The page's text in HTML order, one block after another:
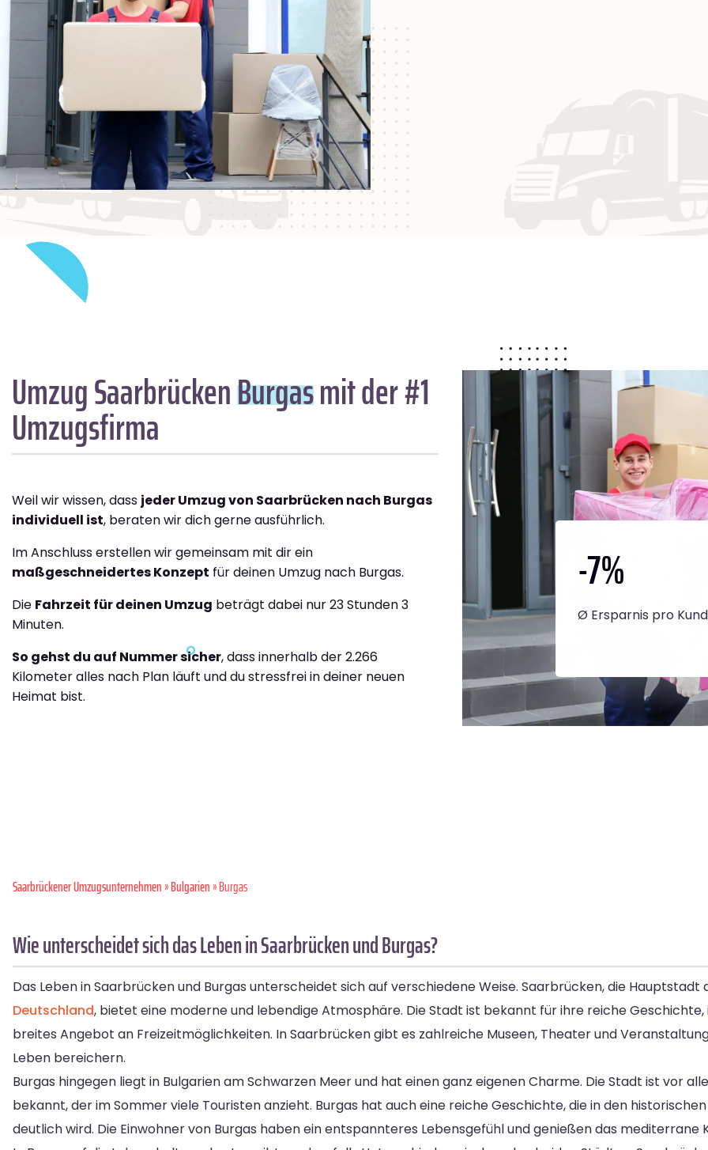
Umzug SaarbrückenBurgasmit der #1
Umzugsfirma
Weil wir wissen, dass jeder Umzug von Saarbrücken nach Burgas
individuell ist, beraten wir dich gerne ausführlich.
Im Anschluss erstellen wir gemeinsam mit dir ein
maßgeschneidertes Konzept für deinen Umzug nach Burgas.
Die Fahrzeit für deinen Umzug beträgt dabei nur 23 Stunden 3
Minuten.
So gehst du auf Nummer sicher, dass innerhalb der 2.266
Kilometer alles nach Plan läuft und du stressfrei in deiner neuen
Heimat bist.
-7%
Ø Ersparnis pro
Saarbrückener Umzugsunternehmen»Bulgarien» Burgas
Wie unterscheidet sich das Leben in Saarbrücken und Burgas?
Das Leben in Saarbrücken und Burgas unterscheidet sich auf verschiedene Weise. Saarbrücken, die Hauptstadt
Deutschland, bietet eine moderne und lebendige Atmosphäre. Die Stadt ist bekannt für ihre reiche
breites Angebot an Freizeitmöglichkeiten. In Saarbrücken gibt es zahlreiche Museen, Theater und
Leben bereichern.
Burgas hingegen liegt in Bulgarien am Schwarzen Meer und hat einen ganz eigenen Charme. Die Stadt ist vor
bekannt, der im Sommer viele Touristen anzieht. Burgas hat auch eine reiche Geschichte, die in den
deutlich wird. Die Einwohner von Burgas haben ein entspannteres Lebensgefühl und genießen das mediterrane